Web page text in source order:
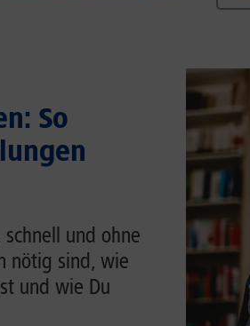
So
und ohne
nötig sind, wie
und wie Du